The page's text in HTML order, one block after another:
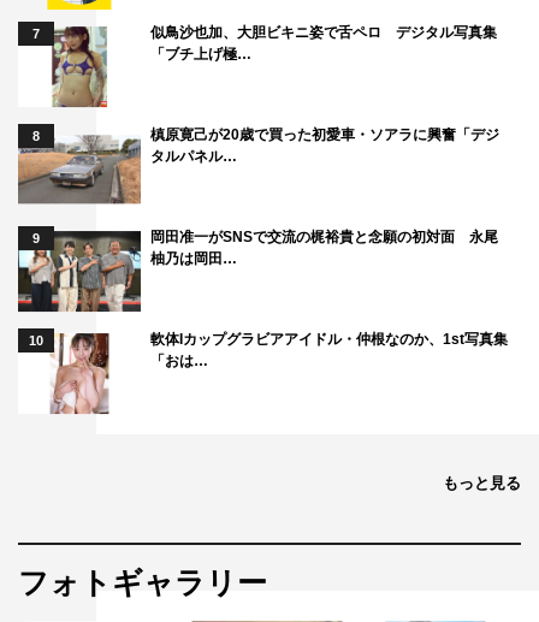
覚えている人はそんなにいないんだけど、「なんかすごい
もん観ちゃった」っていうのはあるんだよね。架空の未来
の街を、これほど生々しく表現した映画はほかにない。近
未来でSFの世界を描こうと思ったら、もうこの映画の門
をくぐらないわけにはいかないんですよ。当時、「ブレー
ドランナー」っぽい映画がたくさん作られました。私の
「攻殻機動隊」とかもそうです。ただパクるだけじゃ申し
訳ないからいろいろと要素を付け加えたりはしたけど、こ
の映画がなければ「攻殻機動隊」も生まれなかったことは
間違いないでしょうね。
そのほか、オールタイム・ベストに挙がった作品の紹介
に加え、幼少期の映画体験や映画への想いなど、貴重なエ
ルタイム・ベスト～」は、ムービープラスで2月4日（月）
また、押井守監督作『うる星やつら2 ビューティフ
ル・ドリーマー』が2月6日（水）に放送される。
7
似鳥沙也加、大胆ビキニ姿で舌ペロ デジタル写真集
「ブチ上げ極…
8
槙原寛己が20歳で買った初愛車・ソアラに興奮「デジ
タルパネル…
9
岡田准一がSNSで交流の梶裕貴と念願の初対面 永尾
柚乃は岡田…
10
軟体Iカップグラビアアイドル・仲根なのか、1st写真集
「おは…
もっと見る
フォトギャラリー